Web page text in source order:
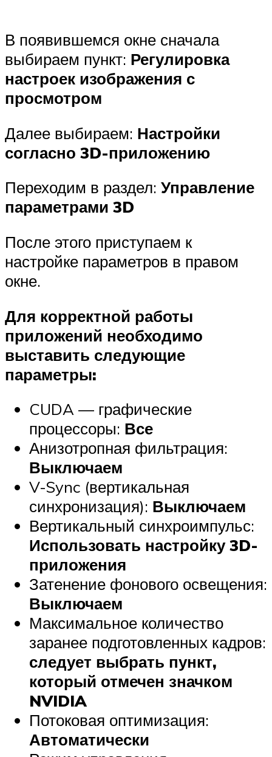
В появившемся окне сначала
выбираем пункт: Регулировка
настроек изображения с
просмотром
Далее выбираем: Настройки
согласно 3D-приложению
Переходим в раздел: Управление
параметрами 3D
После этого приступаем к
настройке параметров в правом
окне.
Для корректной работы
приложений необходимо
выставить следующие
параметры:
CUDA — графические
процессоры: Все
Анизотропная фильтрация:
Выключаем
V-Sync (вертикальная
синхронизация): Выключаем
Вертикальный синхроимпульс:
Использовать настройку 3D-
приложения
Затенение фонового освещения:
Выключаем
Максимальное количество
заранее подготовленных кадров:
следует выбрать пункт,
который отмечен значком
NVIDIA
Потоковая оптимизация:
Автоматически